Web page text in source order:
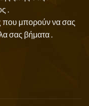
.
που μπορούν να σας
σας βήματα .